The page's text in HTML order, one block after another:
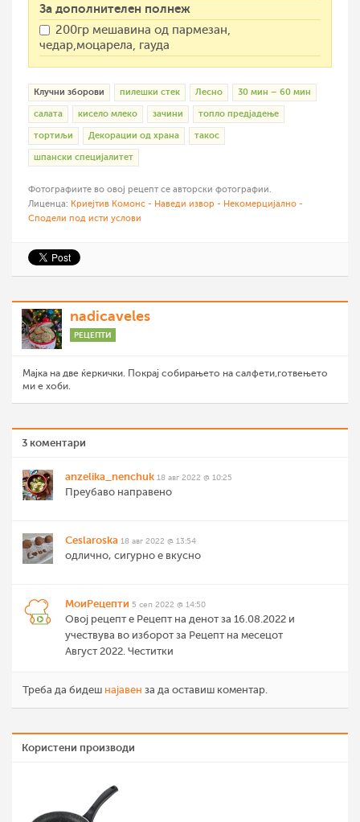
За дополнителен полнеж
200гр мешавина од пармезан,
чедар,моцарела, гауда
Клучни зборови пилешки стек Лесно 30 мин – 60 мин
салата кисело млеко зачини топло предјадење
тортиљи Декорации од храна такос
шпански специјалитет
Фотографиите во овој рецепт се авторски фотографии.
Лиценца: Криејтив Комонс - Наведи извор - Некомерцијално -
Сподели под исти услови
nadicaveles
РЕЦЕПТИ
Мајка на две ќеркички. Покрај собирањето на салфети,готвењето
ми е хоби.
3 коментари
anzelika_nenchuk 18 авг 2022 @ 10:25
Преубаво направено
Ceslaroska 18 авг 2022 @ 13:54
одлично, сигурно е вкусно
МоиРецепти 5 сеп 2022 @ 14:50
Овој рецепт е Рецепт на денот за 16.08.2022 и
учествува во изборот за Рецепт на месецот
Август 2022. Честитки
Треба да бидеш најавен за да оставиш коментар.
Користени производи